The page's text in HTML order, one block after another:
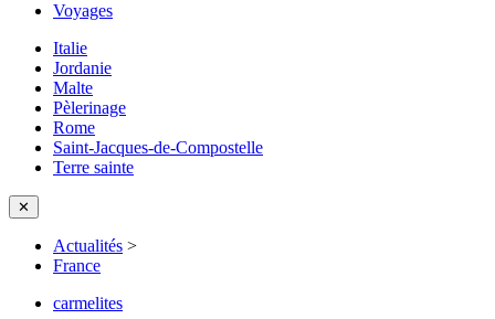
Voyages
Italie
Jordanie
Malte
Pèlerinage
Rome
Saint-Jacques-de-Compostelle
Terre sainte
✕
Actualités >
France
carmelites